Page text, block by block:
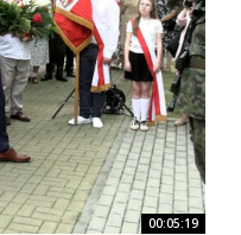
00:05:19